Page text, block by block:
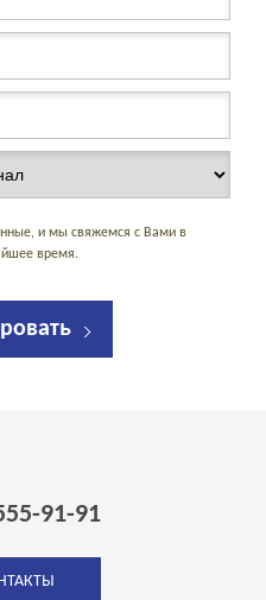
и мы свяжемся с Вами в
время.
91-91